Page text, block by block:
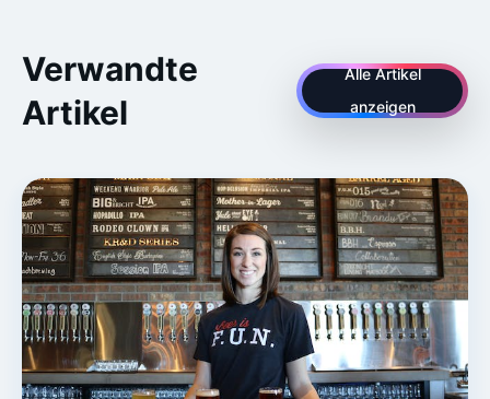
Verwandte
Artikel
Alle Artikel
anzeigen